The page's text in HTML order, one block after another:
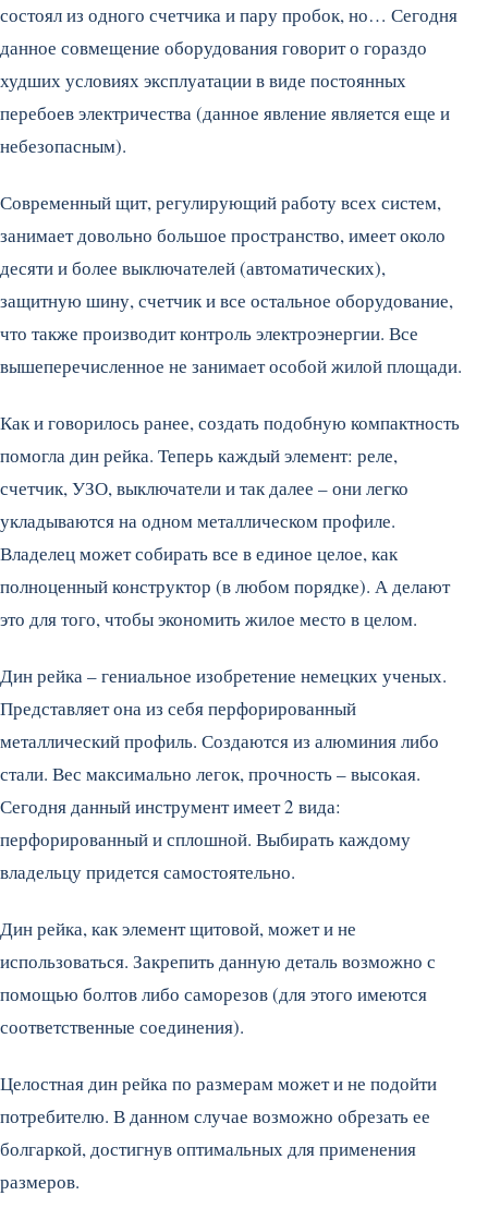
состоял из одного счетчика и пару пробок, но… Сегодня
данное совмещение оборудования говорит о гораздо
худших условиях эксплуатации в виде постоянных
перебоев электричества (данное явление является еще и
небезопасным).
Современный щит, регулирующий работу всех систем,
занимает довольно большое пространство, имеет около
десяти и более выключателей (автоматических),
защитную шину, счетчик и все остальное оборудование,
что также производит контроль электроэнергии. Все
вышеперечисленное не занимает особой жилой площади.
Как и говорилось ранее, создать подобную компактность
помогла дин рейка. Теперь каждый элемент: реле,
счетчик, УЗО, выключатели и так далее – они легко
укладываются на одном металлическом профиле.
Владелец может собирать все в единое целое, как
полноценный конструктор (в любом порядке). А делают
это для того, чтобы экономить жилое место в целом.
Дин рейка – гениальное изобретение немецких ученых.
Представляет она из себя перфорированный
металлический профиль. Создаются из алюминия либо
стали. Вес максимально легок, прочность – высокая.
Сегодня данный инструмент имеет 2 вида:
перфорированный и сплошной. Выбирать каждому
владельцу придется самостоятельно.
Дин рейка, как элемент щитовой, может и не
использоваться. Закрепить данную деталь возможно с
помощью болтов либо саморезов (для этого имеются
соответственные соединения).
Целостная дин рейка по размерам может и не подойти
потребителю. В данном случае возможно обрезать ее
болгаркой, достигнув оптимальных для применения
размеров.